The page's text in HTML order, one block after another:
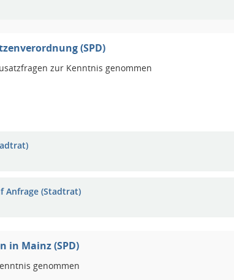
(SPD)
zur Kenntnis genommen
Anfrage (Stadtrat)
in Mainz (SPD)
genommen